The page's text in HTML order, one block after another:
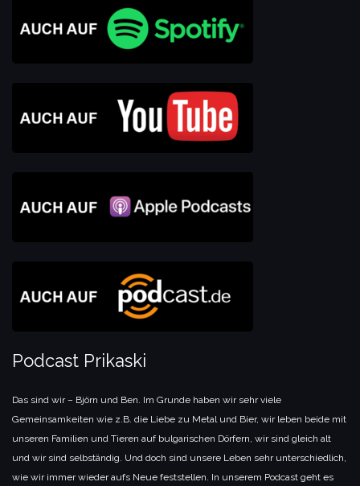
Podcast Prikaski
Das sind wir – Björn und Ben. Im Grunde haben wir sehr viele
Gemeinsamkeiten wie z.B. die Liebe zu Metal und Bier, wir leben beide mit
unseren Familien und Tieren auf bulgarischen Dörfern, wir sind gleich alt
und wir sind selbständig. Und doch sind unsere Leben sehr unterschiedlich,
wie wir immer wieder aufs Neue feststellen. In unserem Podcast geht es